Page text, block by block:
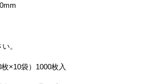
。
×10袋）1000枚入